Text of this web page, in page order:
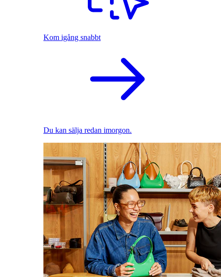
Kom igång snabbt
Du kan sälja redan imorgon.